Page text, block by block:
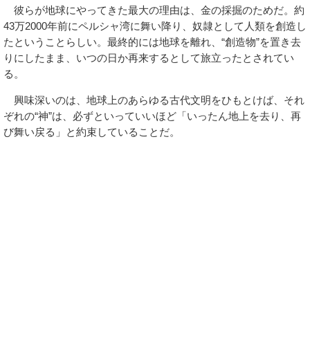
彼らが地球にやってきた最大の理由は、金の採掘のためだ。約
43万2000年前にペルシャ湾に舞い降り、奴隷として人類を創造し
たということらしい。最終的には地球を離れ、“創造物”を置き去
りにしたまま、いつの日か再来するとして旅立ったとされてい
る。
興味深いのは、地球上のあらゆる古代文明をひもとけば、それ
ぞれの“神”は、必ずといっていいほど「いったん地上を去り、再
び舞い戻る」と約束していることだ。